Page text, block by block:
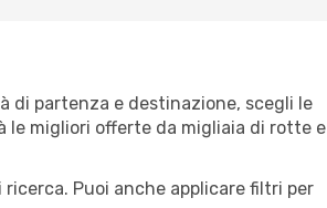
di partenza e destinazione, scegli le
le migliori offerte da migliaia di rotte e
Puoi anche applicare filtri per